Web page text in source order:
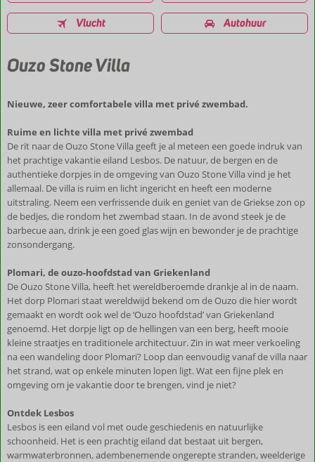
Vlucht Autohuur
Ouzo Stone Villa
Nieuwe, zeer comfortabele villa met privé zwembad.
Ruime en lichte villa met privé zwembad
De rit naar de Ouzo Stone Villa geeft je al meteen een goede indruk van
het prachtige vakantie eiland Lesbos. De natuur, de bergen en de
authentieke dorpjes in de omgeving van Ouzo Stone Villa vind je het
allemaal. De villa is ruim en licht ingericht en heeft een moderne
uitstraling. Neem een verfrissende duik en geniet van de Griekse zon op
de bedjes, die rondom het zwembad staan. In de avond steek je de
barbecue aan, drink je een goed glas wijn en bewonder je de prachtige
zonsondergang.
Plomari, de ouzo-hoofdstad van Griekenland
De Ouzo Stone Villa, heeft het wereldberoemde drankje al in de naam.
Het dorp Plomari staat wereldwijd bekend om de Ouzo die hier wordt
gemaakt en wordt ook wel de ‘Ouzo hoofdstad’ van Griekenland
genoemd. Het dorpje ligt op de hellingen van een berg, heeft mooie
kleine straatjes en traditionele architectuur. Zin in wat meer verkoeling
na een wandeling door Plomari? Loop dan eenvoudig vanaf de villa naar
het strand, wat op enkele minuten lopen ligt. Wat een fijne plek en
omgeving om je vakantie door te brengen, vind je niet?
Ontdek Lesbos
Lesbos is een eiland vol met oude geschiedenis en natuurlijke
schoonheid. Het is een prachtig eiland dat bestaat uit bergen,
warmwaterbronnen, adembenemende ongerepte stranden, weelderige